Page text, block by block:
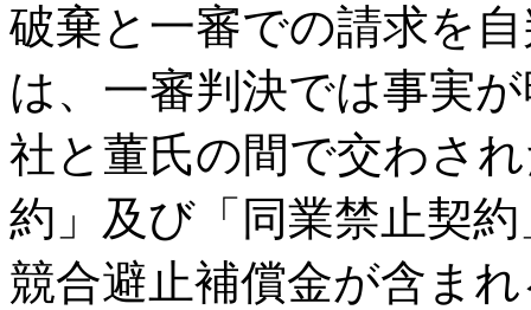
破棄と一審での請求を
は、一審判決では事実
社と董氏の間で交わさ
約」及び「同業禁止契
競合避止補償金が含ま